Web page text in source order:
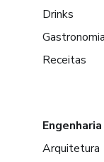
Drinks
Gastronomia
Receitas
Arquitetura